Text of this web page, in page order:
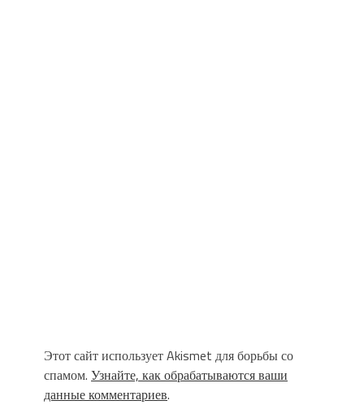
Этот сайт использует Akismet для борьбы со
спамом. Узнайте, как обрабатываются ваши
данные комментариев.